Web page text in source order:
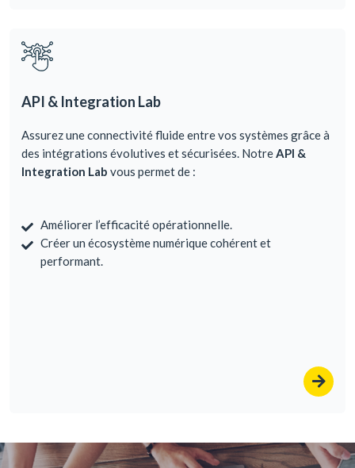
API & Integration Lab
Assurez une connectivité fluide entre vos systèmes grâce à
des intégrations évolutives et sécurisées. NotreAPI &
Integration Lab vous permet de :
Améliorer l’efficacité opérationnelle.
Créer un écosystème numérique cohérent et
performant.